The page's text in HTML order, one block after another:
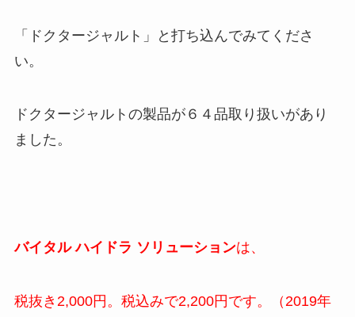
「ドクタージャルト」と打ち込んでみてくださ
い。
ドクタージャルトの製品が６４品取り扱いがあり
ました。
バイタル ハイドラ ソリューションは、
税抜き2,000円。税込みで2,200円です。（2019年